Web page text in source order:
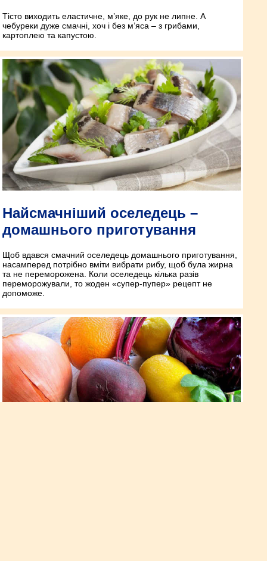
Тісто виходить еластичне, м’яке, до рук не липне. А
чебуреки дуже смачні, хоч і без м’яса – з грибами,
картоплею та капустою.
Найсмачніший оселедець –
домашнього приготування
Щоб вдався смачний оселедець домашнього приготування,
насамперед потрібно вміти вибрати рибу, щоб була жирна
та не переморожена. Коли оселедець кілька разів
переморожували, то жоден «супер-пупер» рецепт не
допоможе.